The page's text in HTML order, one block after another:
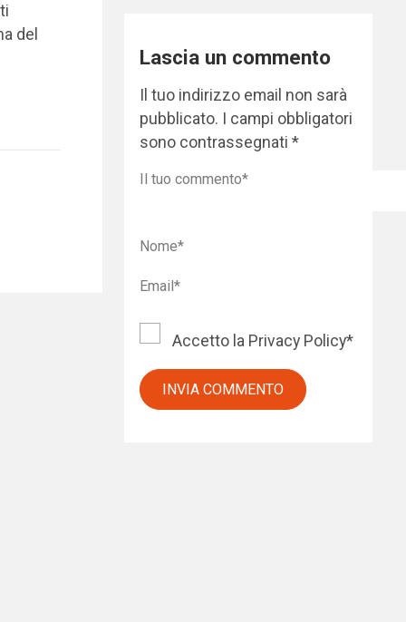
del
Lascia un commento
Il tuo indirizzo email non sarà
pubblicato.
I campi obbligatori
sono contrassegnati*
Accetto la Privacy Policy*